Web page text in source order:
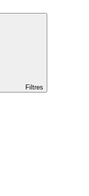
Filtres